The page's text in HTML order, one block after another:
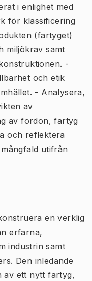
i enlighet med
för klassificering
(fartyget)
miljökrav samt
-
och etik
- Analysera,
av
av fordon, fartyg
och reflektera
utifrån
en verklig
erfarna,
industrin samt
Den inledande
av ett nytt fartyg,